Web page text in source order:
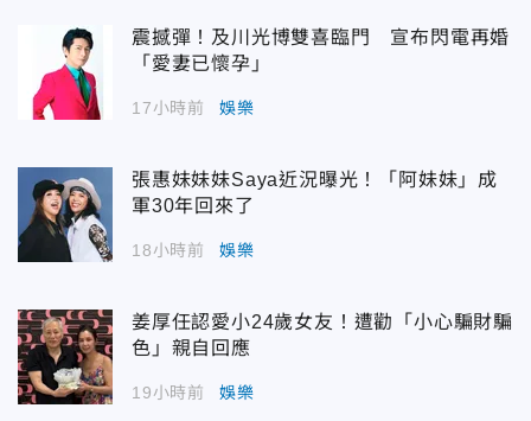
震撼彈！及川光博雙喜臨門 宣布閃電再婚
「愛妻已懷孕」
17小時前 娛樂
張惠妹妹妹Saya近況曝光！「阿妹妹」成
軍30年回來了
18小時前 娛樂
姜厚任認愛小24歲女友！遭勸「小心騙財騙
色」親自回應
19小時前 娛樂